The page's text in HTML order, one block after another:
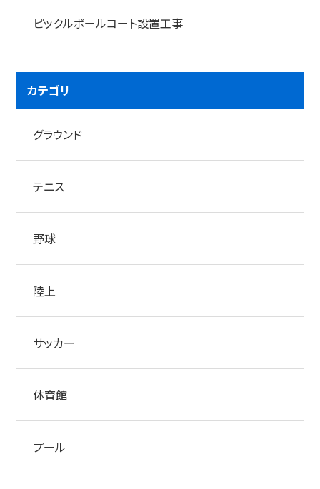
ピックルボールコート設置工事
カテゴリ
グラウンド
テニス
野球
陸上
サッカー
体育館
プール